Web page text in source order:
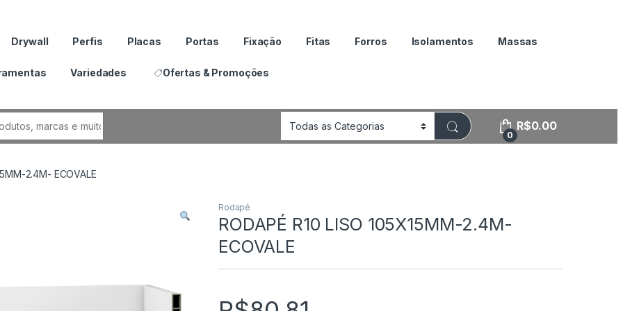
Drywall Perfis Placas Portas Fixação Fitas Forros Isolamentos Massas
Variedades Ofertas & Promoções
0
R$0.00
2.4M- ECOVALE
Rodapé
RODAPÉ R10 LISO 105X15MM-2.4M-
ECOVALE